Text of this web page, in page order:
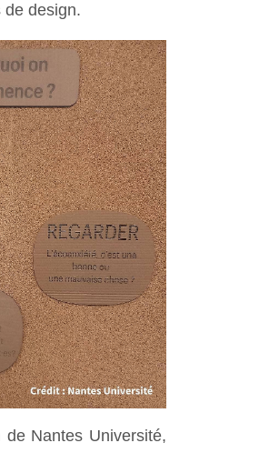
de design.
Nantes Université,